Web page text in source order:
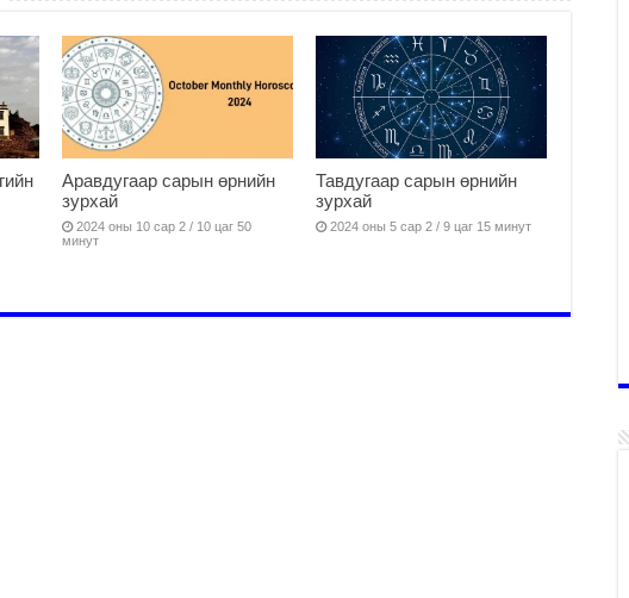
Аравдугаар сарын өрнийн
зурхай
2024 оны 10 сар 2 / 10 цаг 50
минут
Тавдугаар сарын өрнийн
зурхай
2024 оны 5 сар 2 / 9 цаг 15 минут